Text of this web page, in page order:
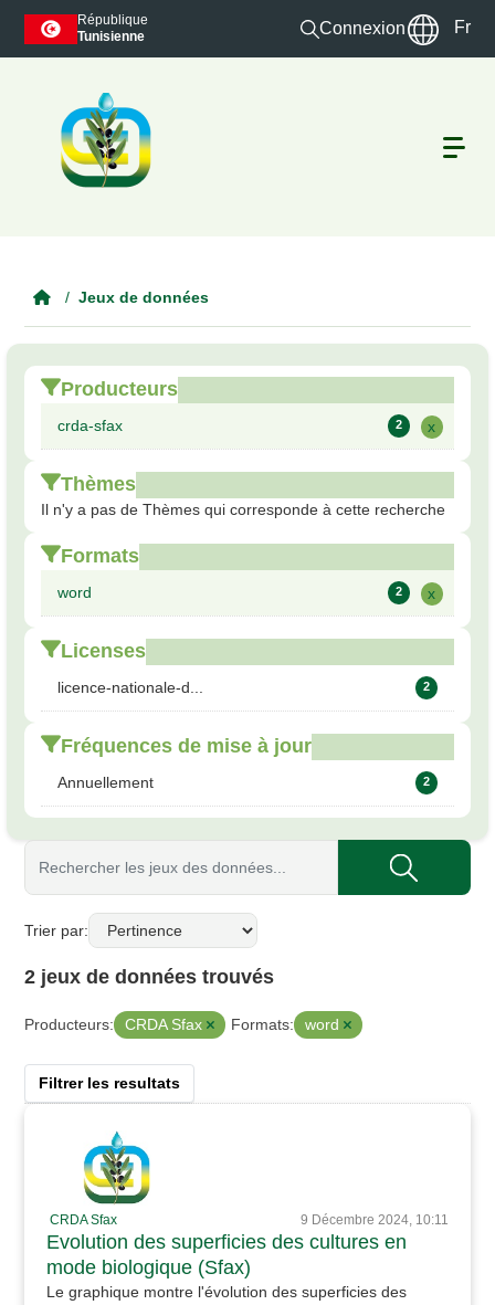
Skip to main content
République
Tunisienne
Connexion Fr
Jeux de données
Producteurs
crda-sfax 2 x
Thèmes
Il n'y a pas de Thèmes qui corresponde à cette recherche
Formats
word 2 x
Licenses
licence-nationale-d... 2
Fréquences de mise à jour
Annuellement 2
Trier par
2 jeux de données trouvés
Producteurs: CRDA Sfax Formats: word
Filtrer les resultats
CRDA Sfax 9 Décembre 2024, 10:11
Evolution des superficies des cultures en
mode biologique (Sfax)
Le graphique montre l'évolution des superficies des